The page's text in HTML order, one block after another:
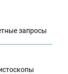
запросы